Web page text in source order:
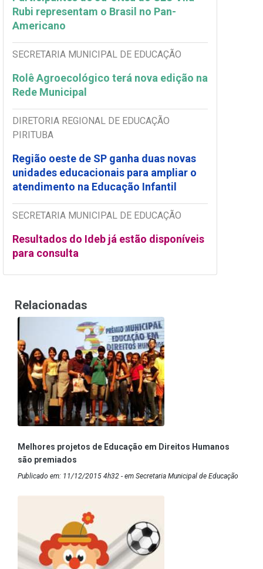
Rubi representam o Brasil no Pan-
Americano
SECRETARIA MUNICIPAL DE EDUCAÇÃO
Rolê Agroecológico terá nova edição na
Rede Municipal
DIRETORIA REGIONAL DE EDUCAÇÃO
PIRITUBA
Região oeste de SP ganha duas novas
unidades educacionais para ampliar o
atendimento na Educação Infantil
SECRETARIA MUNICIPAL DE EDUCAÇÃO
Resultados do Ideb já estão disponíveis
para consulta
Relacionadas
Melhores projetos de Educação em Direitos Humanos
são premiados
Publicado em: 11/12/2015 4h32 - em Secretaria Municipal de Educação